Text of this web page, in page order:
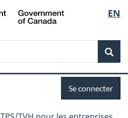
Passer
au
Passer
à
pour
Passer
à
du
Passer
à
simplifiée
de
la
EN
connecter
Se connecter